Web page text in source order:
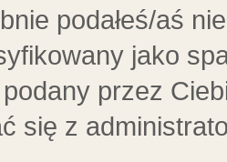
podałeś/aś
jako
przez
się z